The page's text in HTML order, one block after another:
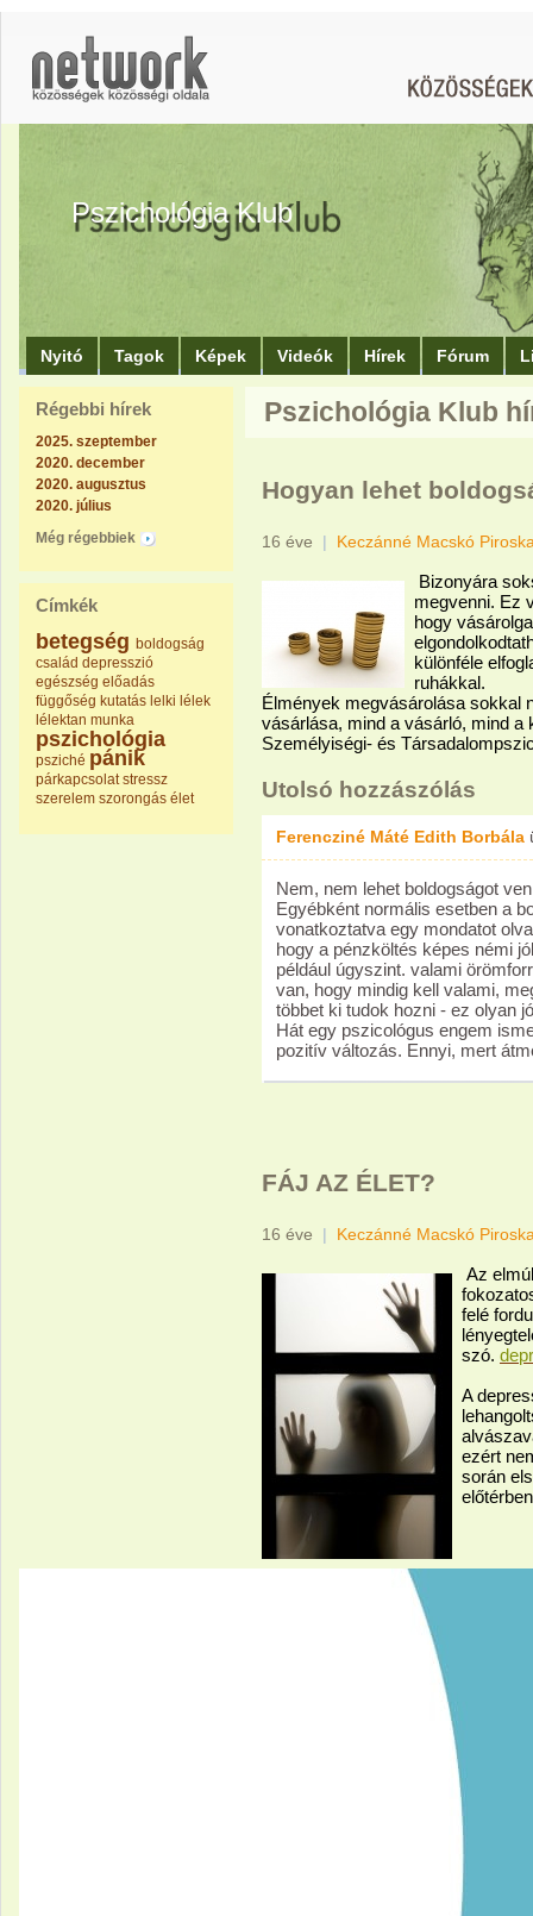
Pszichológia Klub
Nyitó Tagok Képek Videók Hírek Fórum
Régebbi hírek
2025. szeptember
2020. december
2020. augusztus
2020. július
Még régebbiek
Címkék
betegség boldogság
család depresszió
egészség előadás
függőség kutatás lelki lélek
lélektan munka
pszichológia
psziché pánik
párkapcsolat stressz
szerelem szorongás élet
Pszichológia Klub
Hogyan lehet
16 éve | Keczánné Macskó
Bizonyára
megvenni. Ez
hogy
különféle
ruhákkal.
Élmények megvásárolása sokkal
vásárlása, mind a vásárló, mind
Személyiségi- és
Utolsó hozzászólás
Ferencziné Máté Edith Borbála
Nem, nem lehet boldogságot
Egyébként normális esetben a
vonatkoztatva egy mondatot
hogy a pénzköltés képes némi
például úgyszint. valami
van, hogy mindig kell valami,
többet ki tudok hozni - ez olyan
Hát egy pszicológus engem
pozitív változás. Ennyi, mert
FÁJ AZ ÉLET?
16 éve | Keczánné Macskó
Az
felé
szó.
A
ezért
során